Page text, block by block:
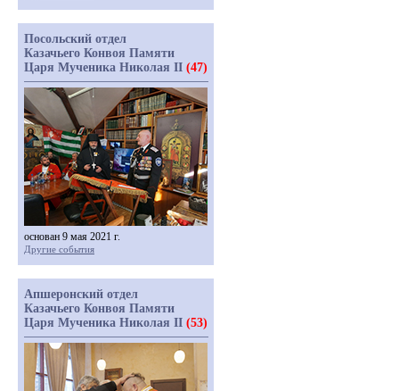
Посольский отдел
Казачьего Конвоя Памяти
Царя Мученика Николая II (47)
основан 9 мая 2021 г.
Другие события
Апшеронский отдел
Казачьего Конвоя Памяти
Царя Мученика Николая II (53)